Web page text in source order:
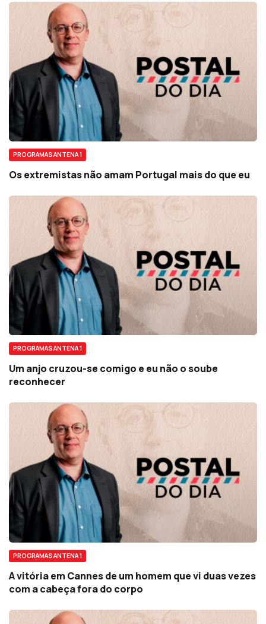
PROGRAMAS ANTENA 1
Os extremistas não amam Portugal mais do que eu
PROGRAMAS ANTENA 1
Um anjo cruzou-se comigo e eu não o soube
reconhecer
PROGRAMAS ANTENA 1
A vitória em Cannes de um homem que vi duas vezes
com a cabeça fora do corpo